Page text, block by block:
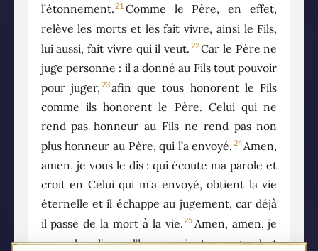
l’étonnement.21 Comme le Père, en effet,
relève les morts et les fait vivre, ainsi le Fils,
lui aussi, fait vivre qui il veut. 22Car le Père ne
juge personne : il a donné au Fils tout pouvoir
pour juger, 23afin que tous honorent le Fils
comme ils honorent le Père. Celui qui ne
rend pas honneur au Fils ne rend pas non
plus honneur au Père, qui l’a envoyé. 24Amen,
amen, je vous le dis : qui écoute ma parole et
croit en Celui qui m’a envoyé, obtient la vie
éternelle et il échappe au jugement, car déjà
il passe de la mort à la vie.25 Amen, amen, je
vous le dis : l’heure vient – et c’est